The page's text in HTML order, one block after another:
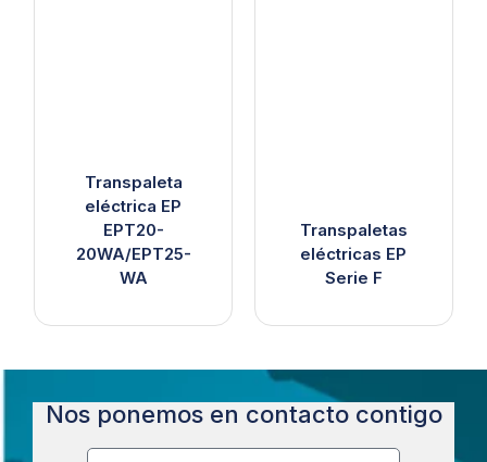
Transpaleta
eléctrica EP
EPT20-
20WA/EPT25-
WA
Transpaletas
eléctricas EP
Serie F
Nos ponemos en contacto contigo